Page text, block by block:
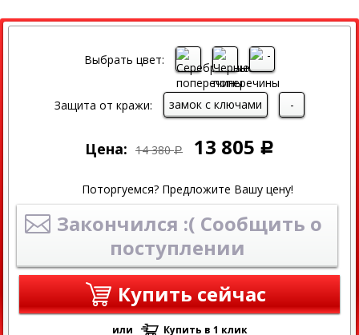
СКИДКА
СКИДКА 4% ПРИ ОНЛАЙН ОПЛАТЕ
Выбрать цвет:
Защита от кражи: замок с ключами -
Цена: 14 380 Р 13 805 Р
Поторгуемся? Предложите Вашу цену!
Закончился :( Сообщить о
поступлении
Купить сейчас
или Купить в 1 клик